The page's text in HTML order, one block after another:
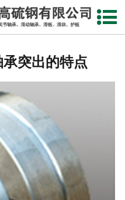
网站首页
新闻中心
产品性能
技术参数
业绩证明
突出的特点